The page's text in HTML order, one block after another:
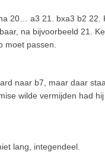
20… a3 21. bxa3 b2 22.
na bijvoorbeeld 21.
moet passen.
naar b7, maar daar
wilde vermijden had
lang, integendeel.